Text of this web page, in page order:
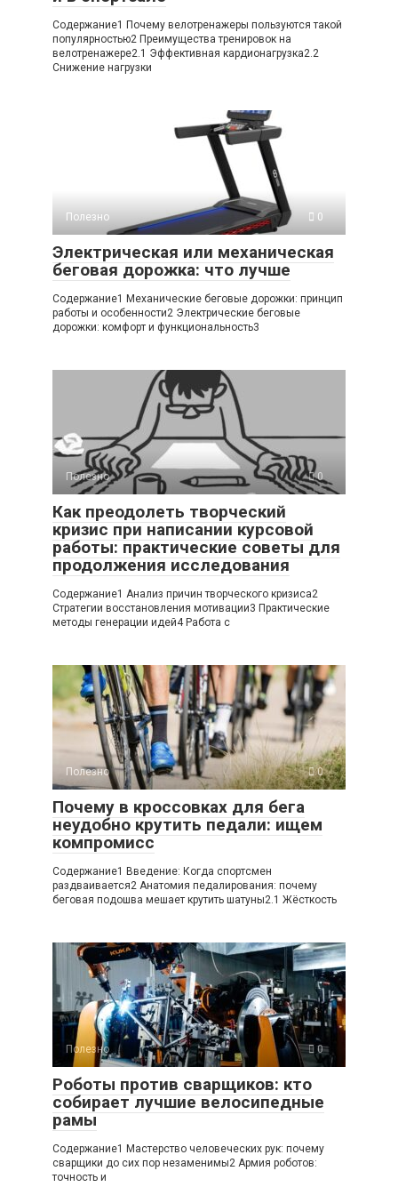
Содержание1 Почему велотренажеры пользуются такой
популярностью2 Преимущества тренировок на
велотренажере2.1 Эффективная кардионагрузка2.2
Снижение нагрузки
Полезно 0
Электрическая или механическая
беговая дорожка: что лучше
Содержание1 Механические беговые дорожки: принцип
работы и особенности2 Электрические беговые
дорожки: комфорт и функциональность3
Полезно 0
Как преодолеть творческий
кризис при написании курсовой
работы: практические советы для
продолжения исследования
Содержание1 Анализ причин творческого кризиса2
Стратегии восстановления мотивации3 Практические
методы генерации идей4 Работа с
Полезно 0
Почему в кроссовках для бега
неудобно крутить педали: ищем
компромисс
Содержание1 Введение: Когда спортсмен
раздваивается2 Анатомия педалирования: почему
беговая подошва мешает крутить шатуны2.1 Жёсткость
Полезно 0
Роботы против сварщиков: кто
собирает лучшие велосипедные
рамы
Содержание1 Мастерство человеческих рук: почему
сварщики до сих пор незаменимы2 Армия роботов:
точность и